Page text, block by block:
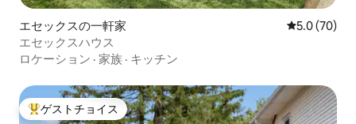
エセックスの一軒家 レビュー70
5.0 (70)
エセックスハウス
ロケーション · 家族 · キッチン
大好評のゲストチョイスです。
ゲストチョイス